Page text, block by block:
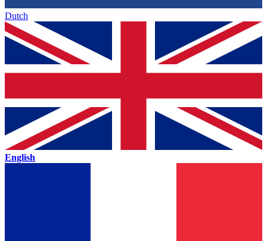
Dutch
English